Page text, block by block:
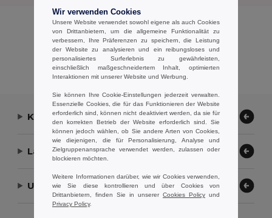
keine Ergebnisse.
keine Ergebnisse.
Alle Produkte Anzeigen.
Kontaktieren Sie uns
Lassen Sie uns helfen
Unser Unternehmen
Wir verwenden Cookies
Unsere Website verwendet sowohl eigene als auch Cookies
von Drittanbietern, um die allgemeine Funktionalität zu
verbessern, Ihre Präferenzen zu speichern, die Leistung
der Website zu analysieren und ein reibungsloses und
personalisiertes Surferlebnis zu gewährleisten,
einschließlich maßgeschneidertem Inhalt, optimierten
Interaktionen mit unserer Website und Werbung.
Sie können Ihre Cookie-Einstellungen jederzeit verwalten.
Essenzielle Cookies, die für das Funktionieren der Website
erforderlich sind, können nicht deaktiviert werden, da sie für
den korrekten Betrieb der Website erforderlich sind. Sie
können jedoch wählen, ob Sie andere Arten von Cookies,
wie diejenigen, die für Personalisierung, Analyse und
Zielgruppenansprache verwendet werden, zulassen oder
blockieren möchten.
Weitere Informationen darüber, wie wir Cookies verwenden,
wie Sie diese kontrollieren und über Cookies von
Drittanbietern, finden Sie in unserer Cookies Policy und
Privacy Policy.